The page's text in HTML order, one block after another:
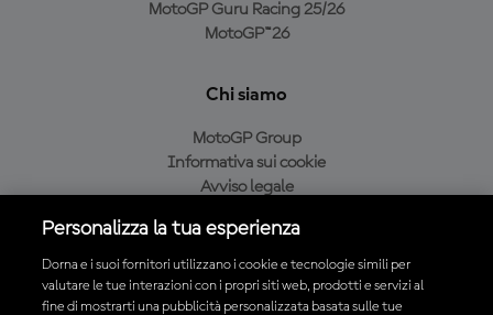
MotoGP Guru Racing 25/26
MotoGP™26
Chi siamo
MotoGP Group
Informativa sui cookie
Avviso legale
Condizioni di acquisto
Personalizza la tua esperienza
Dorna e i suoi fornitori utilizzano i cookie e tecnologie simili per
valutare le tue interazioni con i propri siti web, prodotti e servizi al
fine di mostrarti una pubblicità personalizzata basata sulle tue